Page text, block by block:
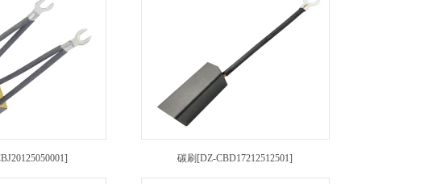
碳刷[DZ-CBD17212512501]